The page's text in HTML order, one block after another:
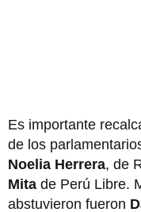
Es importante
de los
Noelia Herrera, de
Mita de Perú Libre.
abstuvieron fueron